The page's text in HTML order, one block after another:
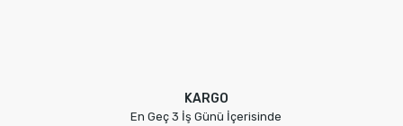
KARGO
En Geç 3 İş Günü İçerisinde